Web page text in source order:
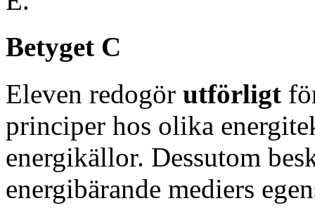
Betyget C
Eleven redogör utförligt
principer hos olika
energikällor. Dessutom
energibärande mediers